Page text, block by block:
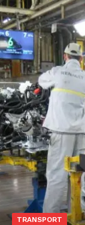
TRANSPORT